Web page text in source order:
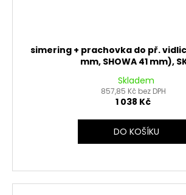
simering + prachovka do př.
mm, SHOWA 41 mm),
Skladem
857,85 Kč bez DPH
1 038 Kč
DO KOŠÍKU